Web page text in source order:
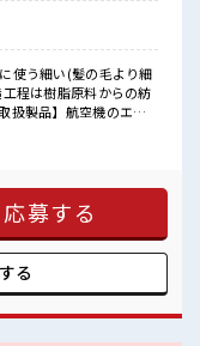
しょう！
使う細い(髪の毛より細
程は樹脂原料からの紡
扱製品】航空機のエン
自由！ (規定有)≪ラク
の服装の悩み解消♪ ≪
にチャレンジするのは
ています！ イチからス
しょう！ ≪自分に合っ
のお仕事です！ ■職
実しそう♪ 職場にはロ
意が必要ですね★
応募する
る